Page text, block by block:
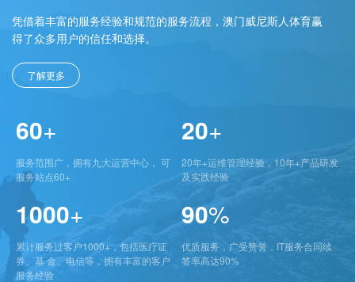
凭借着丰富的服务经验和规范的服务流程，澳门威尼斯人体育赢
得了众多用户的信任和选择。
了解更多
60+
服务范围广，拥有九大运营中心， 可
服务站点60+
20+
20年+运维管理经验，10年+产品研发
及实践经验
1000+
累计服务过客户1000+，包括医疗证
券、基 金、电信等，拥有丰富的客户
服务经验
90%
优质服务，广受赞誉，IT服务合同续
签率高达90%